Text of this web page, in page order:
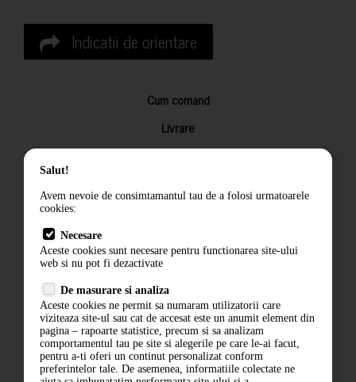
Indicatii de orientare
Cum comand
Livrare
Returnarea produselor
Termeni si conditii
Politica de confidentialitate
ANPC
Salut!
Avem nevoie de consimtamantul tau de a folosi urmatoarele
cookies:
Necesare
Aceste cookies sunt necesare pentru functionarea site-ului
web si nu pot fi dezactivate
De masurare si analiza
Aceste cookies ne permit sa numaram utilizatorii care
viziteaza site-ul sau cat de accesat este un anumit element din
pagina – rapoarte statistice, precum si sa analizam
comportamentul tau pe site si alegerile pe care le-ai facut,
pentru a-ti oferi un continut personalizat conform
preferintelor tale. De asemenea, informatiile colectate ne